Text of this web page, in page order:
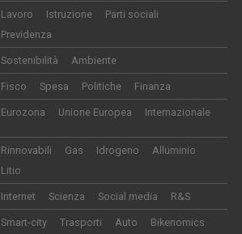
Lavoro Istruzione
Parti sociali
Previdenza
Sostenibilità Ambiente
Fisco Spesa Politiche Finanza
Eurozona Unione Europea Internazionale
Rinnovabili Gas Idrogeno
Alluminio
Litio
Internet Scienza Social media R&S
Smart-city Trasporti Auto Bikenomics